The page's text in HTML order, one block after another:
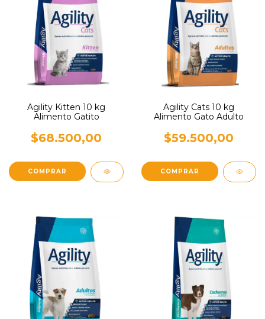
Agility Kitten 10 kg
Alimento Gatito
$68.500,00
Agility Cats 10 kg
Alimento Gato Adulto
$59.500,00